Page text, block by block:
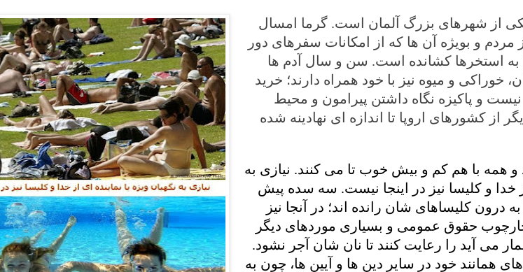
یکی از شهرهای بزرگ آلمان است. گرما امسال
مردم و بویژه آن ها که از امکانات سفرهای دور
به استخرها کشانده است. سن و سال آدم ها
و میوه نیز با خود همراه دارند؛ خرید
و پاکیزه نگاه داشتن پیرامون و محیط
از کشورهای اروپا تا اندازه ای نهادینه شده
همه با هم کم و بیش خوب تا می کنند. نیازی به
از خدا و کلیسا نیز در اینجا نیست. سه سده پیش
درون کلیساهای شان رانده اند؛ در آنجا نیز
حقوق عمومی و بسیاری موردهای دیگر
می آید را رعایت کنند تا نان شان آجر نشود.
همانند خود در سایر دین ها و آیین ها، چون به